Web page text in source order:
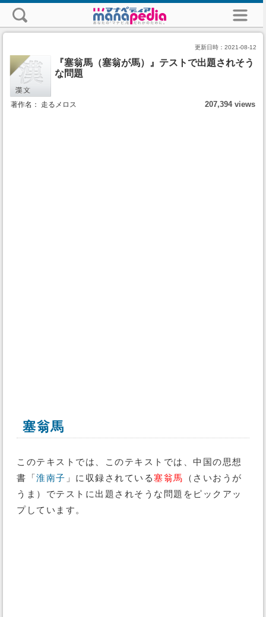
更新日時： 2021-08-12
『塞翁馬（塞翁が馬）』テストで出題されそう
な問題
著作名： 走るメロス 207,394 views
塞翁馬
このテキストでは、このテキストでは、中国の思想
書「 淮南子 」に収録されている塞翁馬 （さいおうが
うま）でテストに出題されそうな問題をピックアッ
プしています。